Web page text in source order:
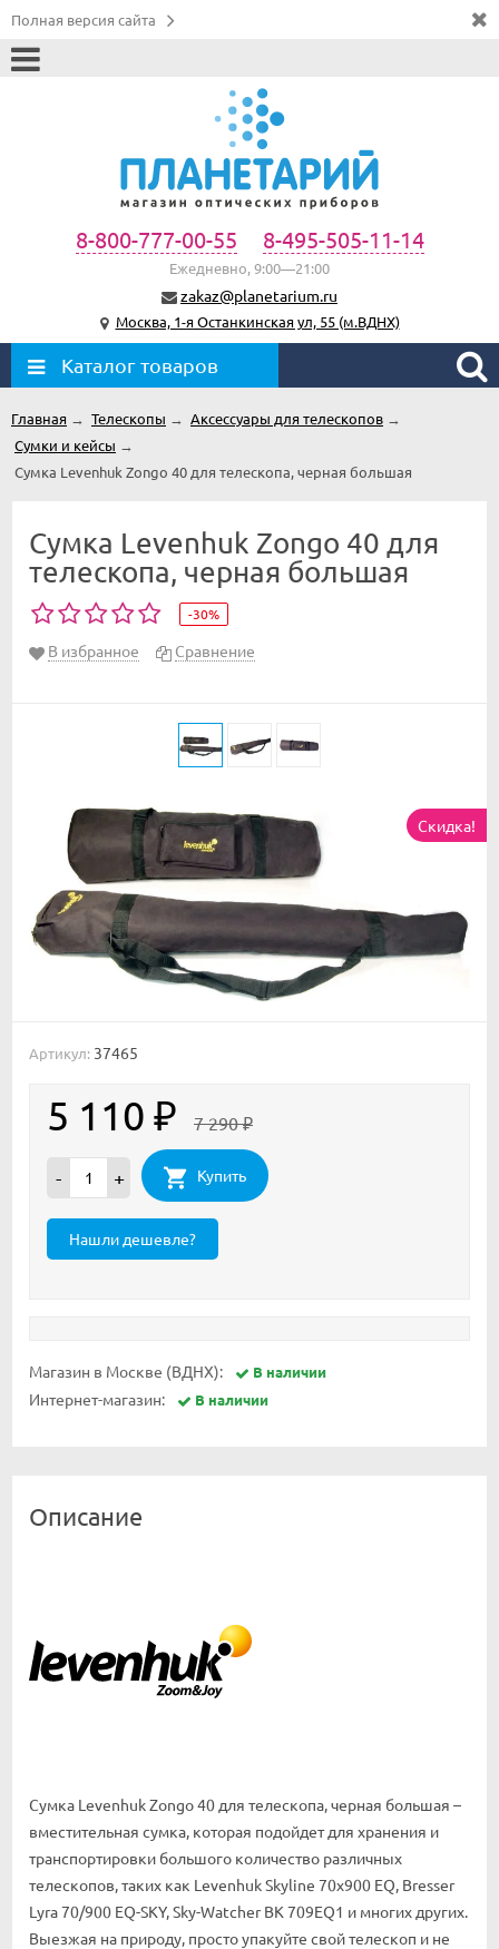
Полная версия сайта
8-800-777-00-55 8-495-505-11-14
Ежедневно, 9:00—21:00
zakaz@planetarium.ru
Москва, 1-я Останкинская ул, 55 (м.ВДНХ)
Каталог товаров
Главная → Телескопы → Аксессуары для телескопов →
Сумки и кейсы →
Сумка Levenhuk Zongo 40 для телескопа, черная большая
Сумка Levenhuk Zongo 40 для
телескопа, черная большая
-30%
В избранное Сравнение
Скидка!
Артикул: 37465
5 110 ₽ 7 290₽
- + Купить
Магазин в Москве (ВДНХ): В наличии
Интернет-магазин: В наличии
Описание
Сумка Levenhuk Zongo 40 для телескопа, черная большая –
вместительная сумка, которая подойдет для хранения и
транспортировки большого количество различных
телескопов, таких как Levenhuk Skyline 70х900 EQ, Bresser
Lyra 70/900 EQ-SKY, Sky-Watcher BK 709EQ1 и многих других.
Выезжая на природу, просто упакуйте свой телескоп и не